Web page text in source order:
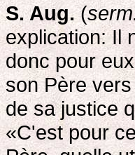
S. Aug.(
explication: Il
donc pour
son Père
de sa justice
«C'est pour